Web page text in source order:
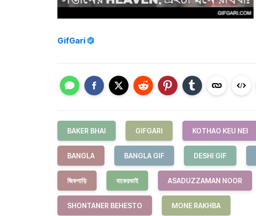
GifGari
BAKER BHAI GIFGARI KOTHAO KEU NEI
BANGLA BANGLA GIF DESHI GIF
জিফগাড়ি বাকেরভাই ASADUZZAMAN NOOR
SHONTANER BEHESTO MONE RAKHBA